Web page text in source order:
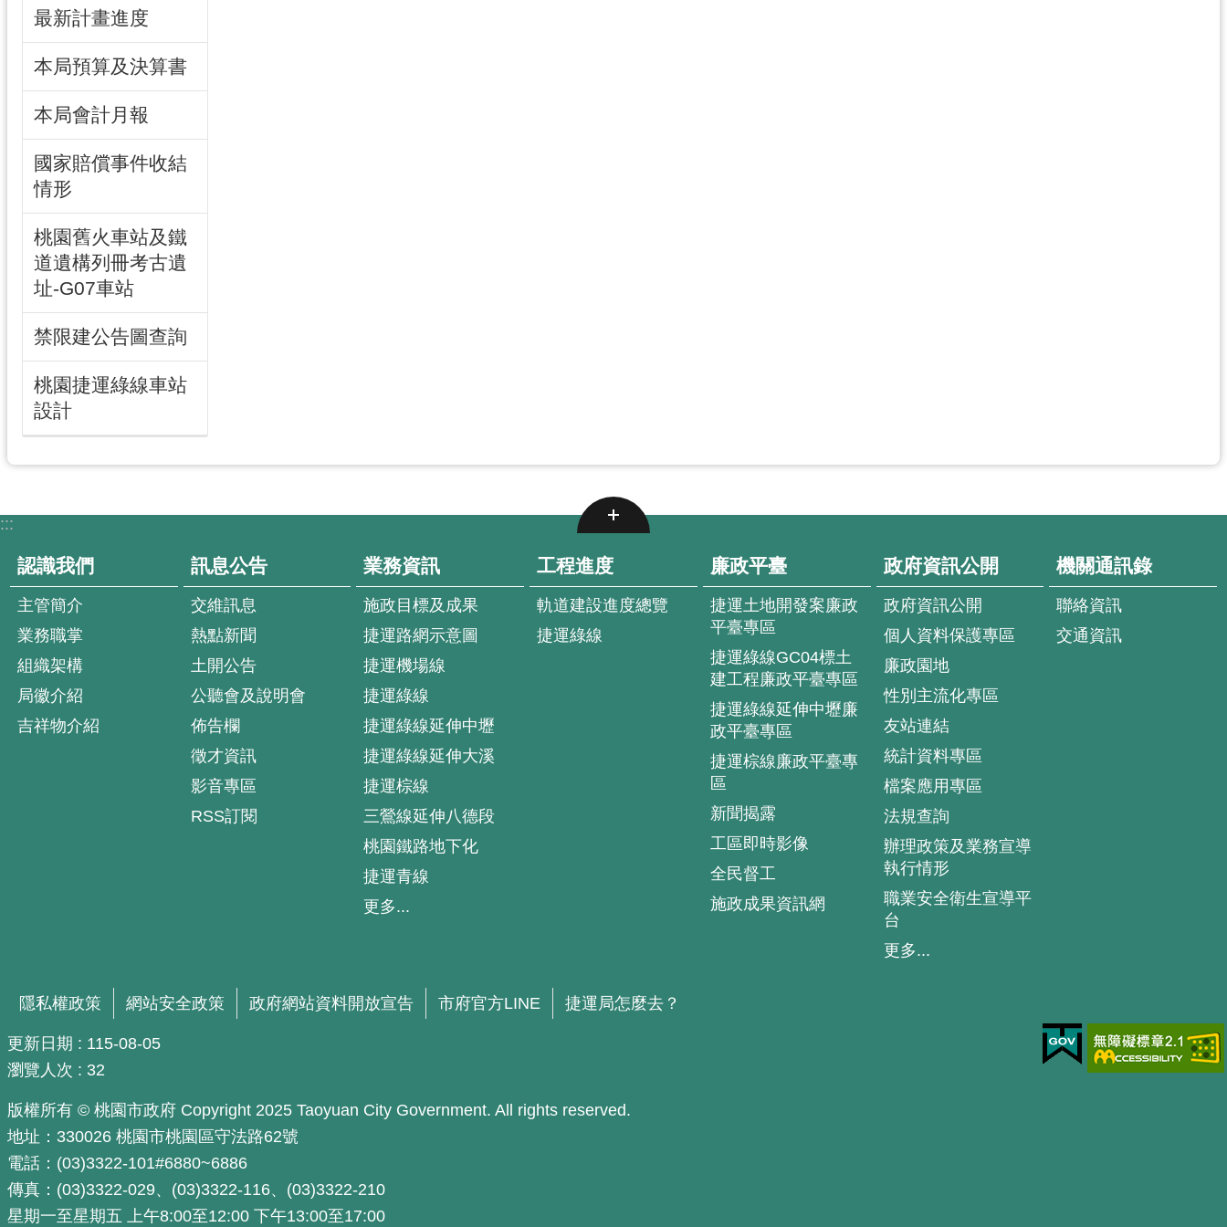
最新計畫進度
本局預算及決算書
本局會計月報
國家賠償事件收結
情形
桃園舊火車站及鐵
道遺構列冊考古遺
址-G07車站
禁限建公告圖查詢
桃園捷運綠線車站
設計
:::
認識我們
主管簡介
業務職掌
組織架構
局徽介紹
吉祥物介紹
訊息公告
交維訊息
熱點新聞
土開公告
公聽會及說明會
佈告欄
徵才資訊
影音專區
RSS訂閱
業務資訊
施政目標及成果
捷運路網示意圖
捷運機場線
捷運綠線
捷運綠線延伸中壢
捷運綠線延伸大溪
捷運棕線
三鶯線延伸八德段
桃園鐵路地下化
捷運青線
更多...
工程進度
軌道建設進度總覽
捷運綠線
廉政平臺
捷運土地開發案廉政
平臺專區
捷運綠線GC04標土
建工程廉政平臺專區
捷運綠線延伸中壢廉
政平臺專區
捷運棕線廉政平臺專
區
新聞揭露
工區即時影像
全民督工
施政成果資訊網
政府資訊公開
政府資訊公開
個人資料保護專區
廉政園地
性別主流化專區
友站連結
統計資料專區
檔案應用專區
法規查詢
辦理政策及業務宣導
執行情形
職業安全衛生宣導平
台
更多...
機關通訊錄
聯絡資訊
交通資訊
隱私權政策 網站安全政策 政府網站資料開放宣告 市府官方LINE 捷運局怎麼去？
更新日期
115-08-05
瀏覽人次
32
版權所有 © 桃園市政府 Copyright 2025 Taoyuan City Government. All rights reserved.
地址：330026 桃園市桃園區守法路62號
電話：(03)3322-101#6880~6886
傳真：(03)3322-029、(03)3322-116、(03)3322-210
星期一至星期五 上午8:00至12:00 下午13:00至17:00